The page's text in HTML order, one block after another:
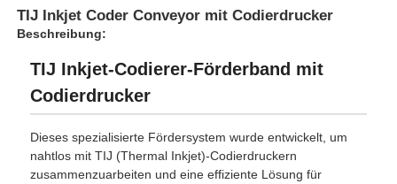
TIJ Inkjet Coder Conveyor mit Codierdrucker
Beschreibung:
TIJ Inkjet-Codierer-Förderband mit
Codierdrucker
Dieses spezialisierte Fördersystem wurde entwickelt, um
nahtlos mit TIJ (Thermal Inkjet)-Codierdruckern
zusammenzuarbeiten und eine effiziente Lösung für